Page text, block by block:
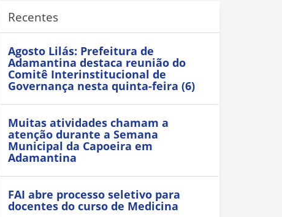
Recentes
Agosto Lilás: Prefeitura de
Adamantina destaca reunião do
Comitê Interinstitucional de
Governança nesta quinta-feira (6)
Muitas atividades chamam a
atenção durante a Semana
Municipal da Capoeira em
Adamantina
FAI abre processo seletivo para
docentes do curso de Medicina